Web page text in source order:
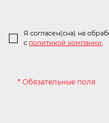
Я согласен(сна) на
с политикой компании.
* Обязательные поля